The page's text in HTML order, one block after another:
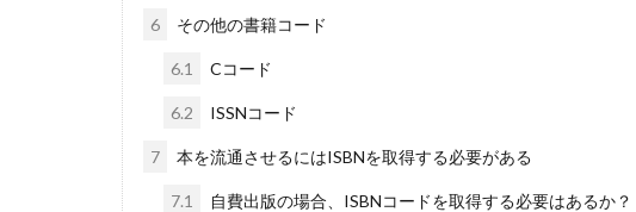
6 その他の書籍コード
6.1 Cコード
6.2 ISSNコード
7 本を流通させるにはISBNを取得する必要がある
7.1 自費出版の場合、ISBNコードを取得する必要はあるか？